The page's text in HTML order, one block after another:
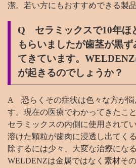
潔。若い方にもおすすめできる製品
Q セラミックスで10年ほ
もらいましたが歯茎が黒
てきています。
が起きるのでしょうか？
A 恐らくその症状は色々な方が悩
す。現在の医療でわかってきたこ
セラミックスの内側に使用されて
溶けた顆粒が歯肉に浸透し出てく
除するには少々、大変な治療にな
WELDENZは金属ではなく素材そ